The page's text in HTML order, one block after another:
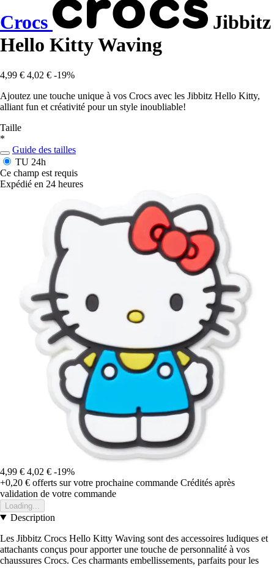
Crocs
Jibbitz
Hello Kitty Waving
4,99 € 4,02 € -19%
Ajoutez une touche unique à vos Crocs avec les Jibbitz Hello Kitty,
alliant fun et créativité pour un style inoubliable!
Taille
*
Guide des tailles
TU 24h
Ce champ est requis
Expédié en 24 heures
4,99 € 4,02 € -19%
+0,20 € offerts sur votre prochaine commande Crédités après
validation de votre commande
Loading...
Description
Les Jibbitz Crocs Hello Kitty Waving sont des accessoires ludiques et
attachants conçus pour apporter une touche de personnalité à vos
chaussures Crocs. Ces charmants embellissements, parfaits pour les